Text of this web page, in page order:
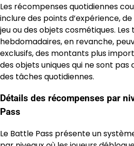
Les récompenses quotidiennes
inclure des points d’expérience,
jeu ou des objets cosmétiques. Les
hebdomadaires, en revanche,
exclusifs, des montants plus
des objets uniques qui ne sont pas
des tâches quotidiennes.
Détails des récompenses par
Pass
Le Battle Pass présente un